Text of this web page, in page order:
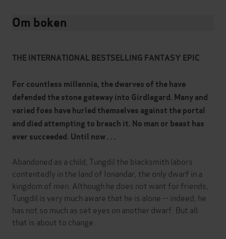
Om boken
THE INTERNATIONAL BESTSELLING FANTASY EPIC
For countless millennia, the dwarves of the have
defended the stone gateway into Girdlegard. Many and
varied foes have hurled themselves against the portal
and died attempting to breach it. No man or beast has
ever succeeded. Until now . . .
Abandoned as a child, Tungdil the blacksmith labors
contentedly in the land of Ionandar, the only dwarf in a
kingdom of men. Although he does not want for friends,
Tungdil is very much aware that he is alone -- indeed, he
has not so much as set eyes on another dwarf. But all
that is about to change.